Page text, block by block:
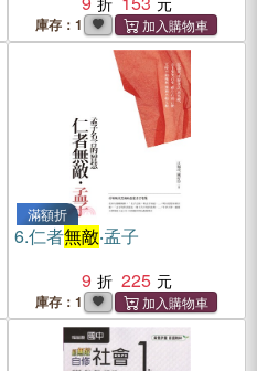
庫存：1
滿額折
6.仁者無敵‧孟子
9
225
庫存：1